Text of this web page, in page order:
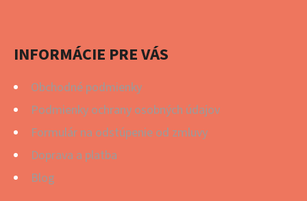
INFORMÁCIE PRE VÁS
Obchodné podmienky
Podmienky ochrany osobných údajov
Formulár na odstúpenie od zmluvy
Doprava a platba
Blog